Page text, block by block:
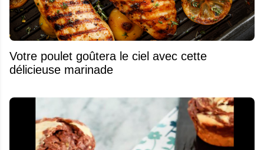
Votre poulet goûtera le ciel avec cette
délicieuse marinade